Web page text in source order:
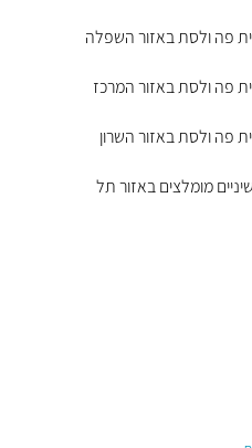
פה ולסת באזור השפלה
פה ולסת באזור המרכז
פה ולסת באזור השרון
מומלצים באזור תל